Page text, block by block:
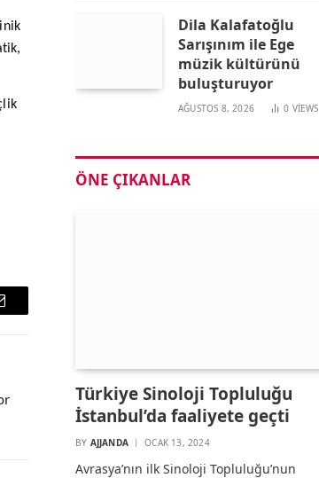
Dila Kalafatoğlu
Sarışınım ile Ege
müzik kültürünü
buluşturuyor
AĞUSTOS 8, 2026 0 VIEWS
ÖNE ÇIKANLAR
Türkiye Sinoloji Topluluğu
İstanbul’da faaliyete geçti
BY AJJANDA OCAK 13, 2024
Avrasya’nın ilk Sinoloji Topluluğu’nun